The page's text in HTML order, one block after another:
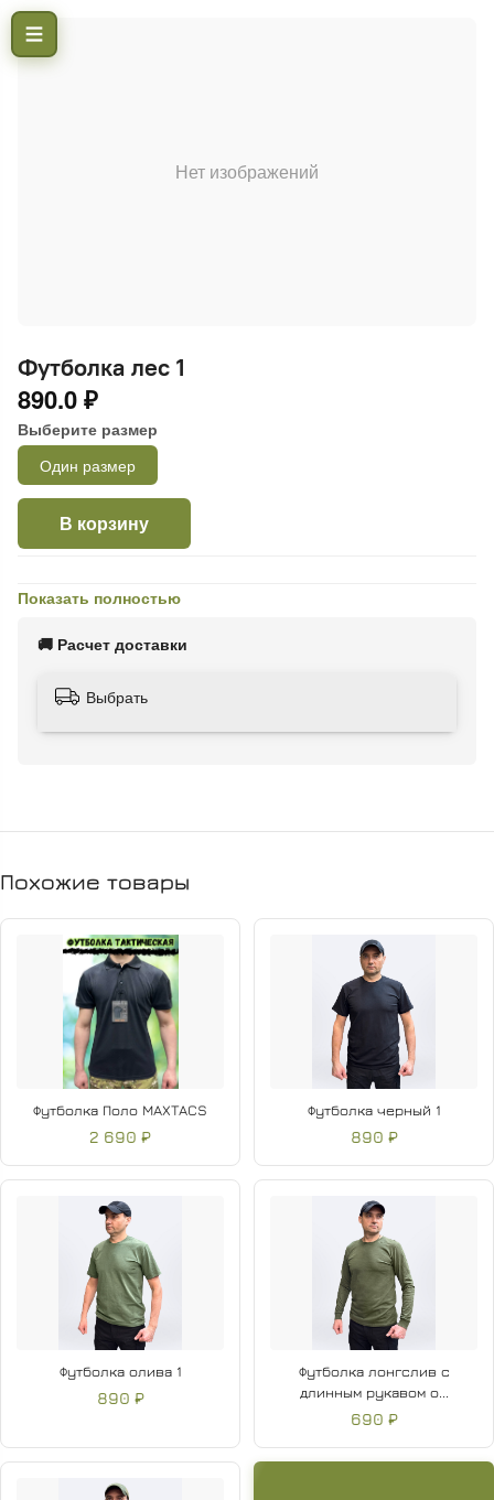
Нет изображений
Футболка лес 1
890.0 ₽
Выберите размер
Один размер
В корзину
Показать полностью
🚚 Расчет доставки
Выбрать
Похожие товары
Футболка Поло MAXTACS
2 690 ₽
Футболка черный 1
890 ₽
Футболка олива 1
890 ₽
Футболка лонгслив с
длинным рукавом о...
690 ₽